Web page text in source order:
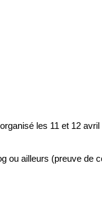
les 11 et 12
ou ailleurs (preuve de